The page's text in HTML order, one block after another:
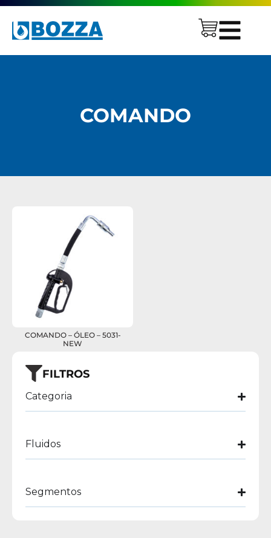
COMANDO
FILTROS
Categoria
Fluidos
Segmentos
COMANDO – ÓLEO – 5031-
NEW